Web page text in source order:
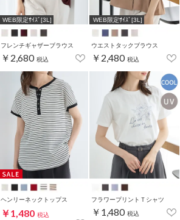
WEB限定ｻｲｽﾞ[3L]
フレンチギャザーブラウス
￥2,680 税込
WEB限定ｻｲｽﾞ[3L]
ウエストタックブラウス
￥2,480 税込
ヘンリーネックトップス
￥1,480 税込
フラワープリントＴシャツ
￥1,480 税込